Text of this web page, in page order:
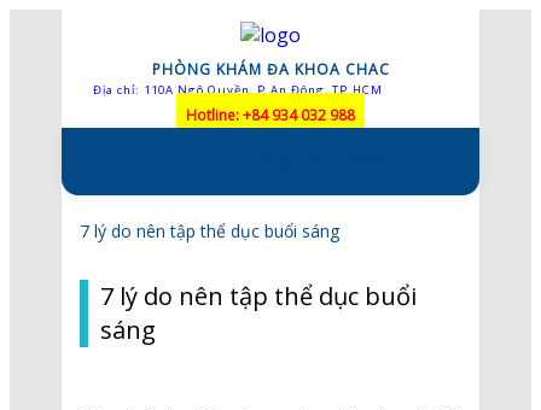
PHÒNG KHÁM ĐA KHOA CHAC
Địa chỉ: 110A Ngô Quyền, P.An Đông, TP.HCM
Hotline: +84 934 032 988
7 lý do nên tập thể dục buổi sáng
7 lý do nên tập thể dục buổi
sáng